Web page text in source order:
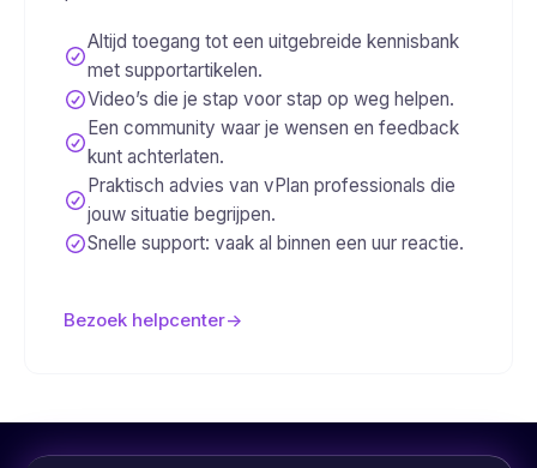
Altijd toegang tot een uitgebreide kennisbank
met supportartikelen.
Video’s die je stap voor stap op weg helpen.
Een community waar je wensen en feedback
kunt achterlaten.
Praktisch advies van vPlan professionals die
jouw situatie begrijpen.
Snelle support: vaak al binnen een uur reactie.
Bezoek helpcenter->